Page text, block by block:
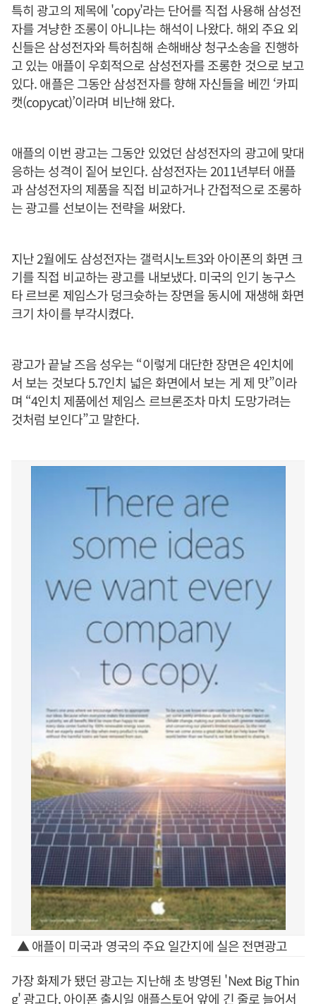
특히 광고의 제목에 'copy'라는 단어를 직접 사용해 삼성전
자를 겨냥한 조롱이 아니냐는 해석이 나왔다. 해외 주요 외
신들은 삼성전자와 특허침해 손해배상 청구소송을 진행하
고 있는 애플이 우회적으로 삼성전자를 조롱한 것으로 보고
있다. 애플은 그동안 삼성전자를 향해 자신들을 베낀 ‘카피
캣(copycat)’이라며 비난해 왔다.
애플의 이번 광고는 그동안 있었던 삼성전자의 광고에 맞대
응하는 성격이 짙어 보인다. 삼성전자는 2011년부터 애플
과 삼성전자의 제품을 직접 비교하거나 간접적으로 조롱하
는 광고를 선보이는 전략을 써왔다.
지난 2월에도 삼성전자는 갤럭시노트3와 아이폰의 화면 크
기를 직접 비교하는 광고를 내보냈다. 미국의 인기 농구스
타 르브론 제임스가 덩크슛하는 장면을 동시에 재생해 화면
크기 차이를 부각시켰다.
광고가 끝날 즈음 성우는 “이렇게 대단한 장면은 4인치에
서 보는 것보다 5.7인치 넓은 화면에서 보는 게 제 맛”이라
며 “4인치 제품에선 제임스 르브론조차 마치 도망가려는
것처럼 보인다”고 말한다.
▲ 애플이 미국과 영국의 주요 일간지에 실은 전면광고
가장 화제가 됐던 광고는 지난해 초 방영된 'Next Big Thin
g' 광고다. 아이폰 출시일 애플스토어 앞에 긴 줄로 늘어서